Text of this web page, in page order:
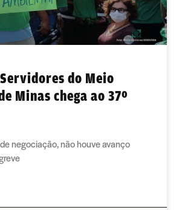
do Meio
Minas chega ao 37º
negociação, não houve avanço